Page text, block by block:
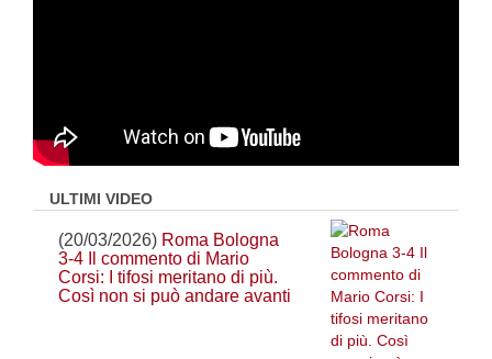
ULTIMI VIDEO
(20/03/2026) Roma Bologna
3-4 Il commento di Mario
Corsi: I tifosi meritano di più.
Così non si può andare avanti